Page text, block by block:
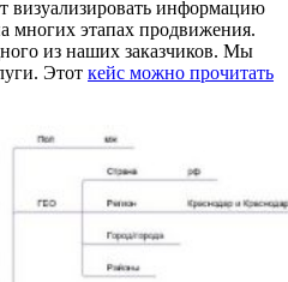
визуализировать информацию
многих этапах продвижения.
из наших заказчиков. Мы
Этот кейс можно прочитать